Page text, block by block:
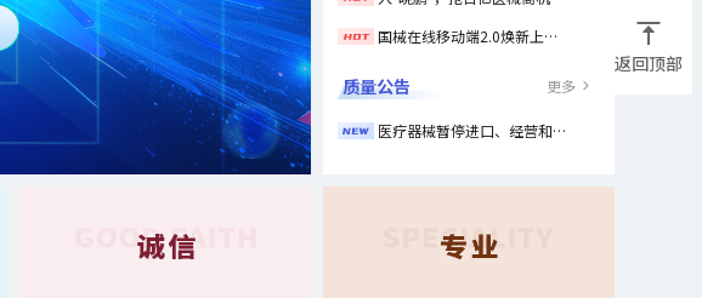
国械在线移动端2.0焕新上线！让交易更简单，让商机更清晰！
质量公告 更多
医疗器械暂停进口、经营和使用
返回顶部